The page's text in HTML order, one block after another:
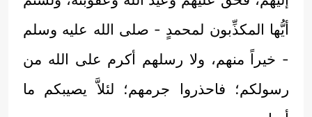
أيُّها المكذِّبون لمحمدٍ - صلى الله عليه وسلم
- خيراً منهم، ولا رسلهم أكرم على الله من
رسولكم؛ فاحذروا جرمهم؛ لئلاَّ يصيبكم ما